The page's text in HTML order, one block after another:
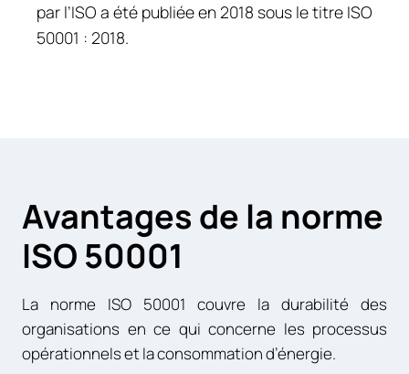
par l’ISO a été publiée en 2018 sous le titre ISO
50001 : 2018.
Avantages de la norme
ISO 50001
La norme ISO 50001 couvre la durabilité des
organisations en ce qui concerne les processus
opérationnels et la consommation d’énergie.